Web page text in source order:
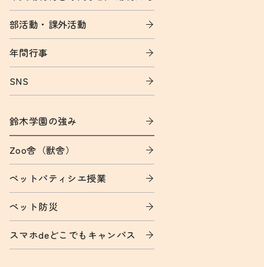
部活動・課外活動
年間行事
SNS
鈴木学園の強み
Zoo舎（獣舎）
ペットパティシエ授業
ペット防災
スマホdeどこでもキャンパス